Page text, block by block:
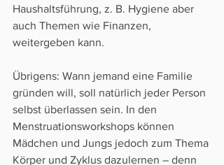
Haushaltsführung, z. B. Hygiene aber
auch Themen wie Finanzen,
weitergeben kann.
Übrigens: Wann jemand eine Familie
gründen will, soll natürlich jeder Person
selbst überlassen sein. In den
Menstruationsworkshops können
Mädchen und Jungs jedoch zum Thema
Körper und Zyklus dazulernen – denn